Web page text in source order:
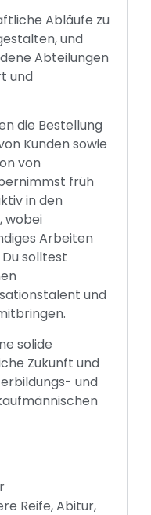
Abläufe zu
und
Abteilungen
und
die Bestellung
Kunden sowie
von
früh
in den
wobei
Arbeiten
solltest
und
solide
Zukunft und
und
Reife, Abitur,